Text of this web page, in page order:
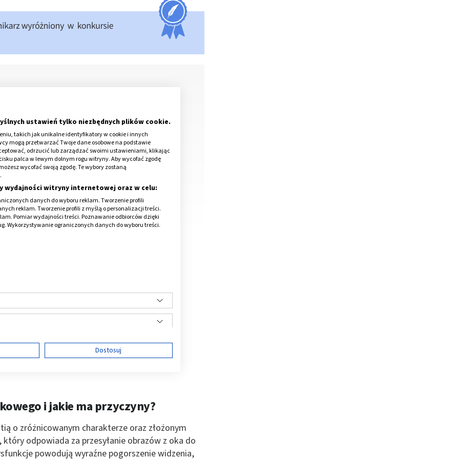
oznacza SM?
i jakie ma przyczyny?
o zróżnicowanym charakterze oraz złożonym
odpowiada za przesyłanie obrazów z oka do
powodują wyraźne pogorszenie widzenia,
ustawień tylko niezbędnych plików cookie.
takich jak unikalne identyfikatory w cookie i innych
mogą przetwarzać Twoje dane osobowe na podstawie
odrzucić lub zarządzać swoimi ustawieniami, klikając
palca w lewym dolnym rogu witryny. Aby wycofać zgodę
wycofać swoją zgodę. Te wybory zostaną
wydajności witryny internetowej oraz w celu:
danych do wyboru reklam. Tworzenie profili
reklam. Tworzenie profili z myślą o personalizacji treści.
Pomiar wydajności treści. Poznawanie odbiorców dzięki
Wykorzystywanie ograniczonych danych do wyboru treści.
Dostosuj